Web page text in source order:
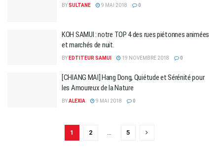
BYSULTANE 9 MAI 2018 0
KOH SAMUI : notre TOP 4 des rues piétonnes animées
et marchés de nuit.
BY EDTITEUR SAMUI 19 NOVEMBRE 2018 0
[CHIANG MAI] Hang Dong, Quiétude et Sérénité pour
les Amoureux de la Nature
BYALEXIA 9 MAI 2018 0
1 2 … 5